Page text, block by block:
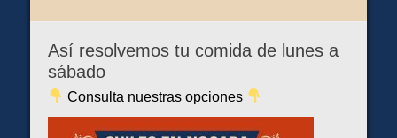
Así resolvemos tu comida de lunes a
sábado
Consulta nuestras opciones